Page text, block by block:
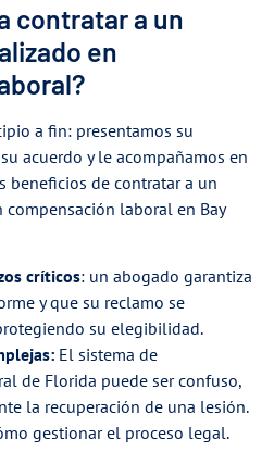
contratar a un
en
a fin: presentamos su
acuerdo y le acompañamos en
beneficios de contratar a un
laboral en Bay
críticos: un abogado garantiza
y que su reclamo se
su elegibilidad.
El sistema de
de Florida puede ser confuso,
la recuperación de una lesión.
gestionar el proceso legal.